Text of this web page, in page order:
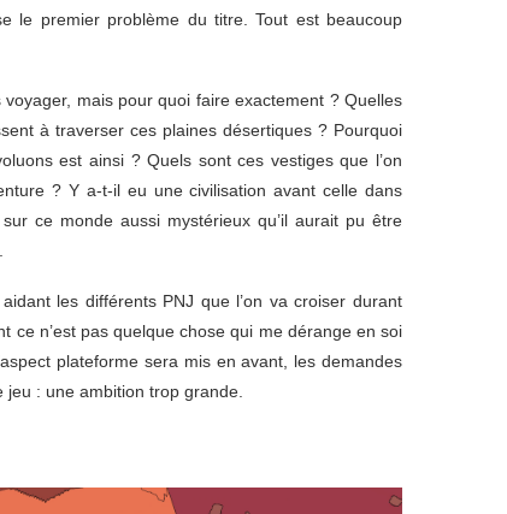
le premier problème du titre. Tout est beaucoup
mais pour quoi faire exactement ? Quelles
à traverser ces plaines désertiques ? Pourquoi
est ainsi ? Quels sont ces vestiges que l’on
? Y a-t-il eu une civilisation avant celle dans
ce monde aussi mystérieux qu’il aurait pu être
les différents PNJ que l’on va croiser durant
ce n’est pas quelque chose qui me dérange en soi
plateforme sera mis en avant, les demandes
: une ambition trop grande.